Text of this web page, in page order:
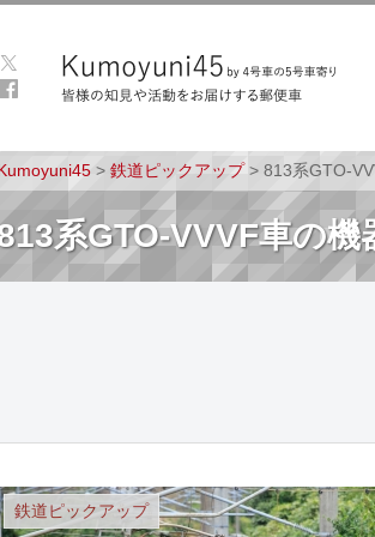
> 鉄道ピックアップ> 813系GTO-
系GTO-VVVF車の
鉄道ピックアップ